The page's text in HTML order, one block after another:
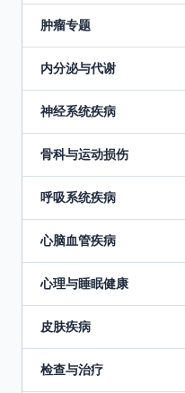
肿瘤专题
内分泌与代谢
神经系统疾病
骨科与运动损伤
呼吸系统疾病
心脑血管疾病
心理与睡眠健康
皮肤疾病
检查与治疗